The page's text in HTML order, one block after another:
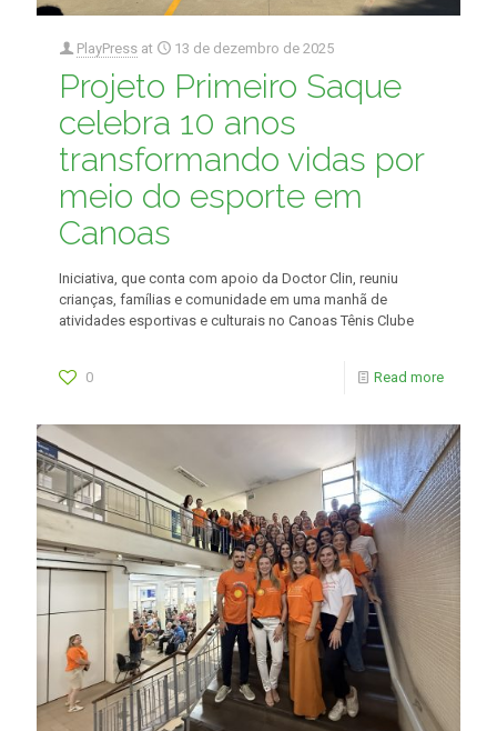
PlayPress at 13 de dezembro de 2025
Projeto Primeiro Saque
celebra 10 anos
transformando vidas por
meio do esporte em
Canoas
Iniciativa, que conta com apoio da Doctor Clin, reuniu
crianças, famílias e comunidade em uma manhã de
atividades esportivas e culturais no Canoas Tênis Clube
0 Read more